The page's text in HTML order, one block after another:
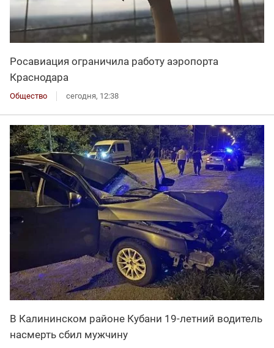
Росавиация ограничила работу аэропорта
Краснодара
Общество сегодня, 12:38
В Калининском районе Кубани 19-летний водитель
насмерть сбил мужчину